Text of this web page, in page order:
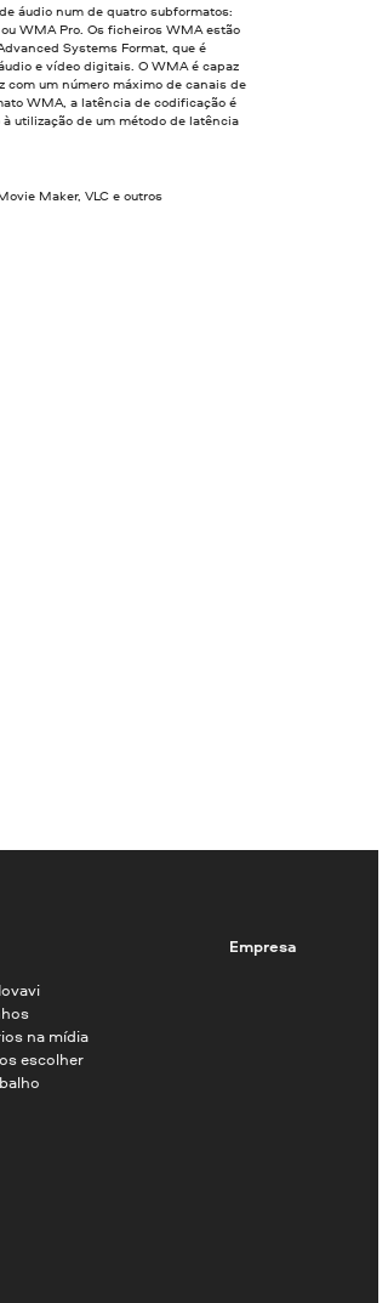
áudio num de quatro subformatos:
WMA Pro. Os ficheiros WMA estão
Systems Format, que é
e vídeo digitais. O WMA é capaz
com um número máximo de canais de
WMA, a latência de codificação é
utilização de um método de latência
Maker, VLC e outros
Empresa
na mídia
escolher